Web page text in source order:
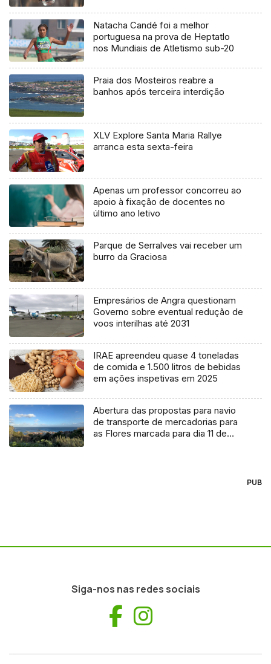
Natacha Candé foi a melhor
portuguesa na prova de Heptatlo
nos Mundiais de Atletismo sub-20
Praia dos Mosteiros reabre a
banhos após terceira interdição
XLV Explore Santa Maria Rallye
arranca esta sexta-feira
Apenas um professor concorreu ao
apoio à fixação de docentes no
último ano letivo
Parque de Serralves vai receber um
burro da Graciosa
Empresários de Angra questionam
Governo sobre eventual redução de
voos interilhas até 2031
IRAE apreendeu quase 4 toneladas
de comida e 1.500 litros de bebidas
em ações inspetivas em 2025
Abertura das propostas para navio
de transporte de mercadorias para
as Flores marcada para dia 11 de
PUB
Siga-nos nas redes sociais
Facebook